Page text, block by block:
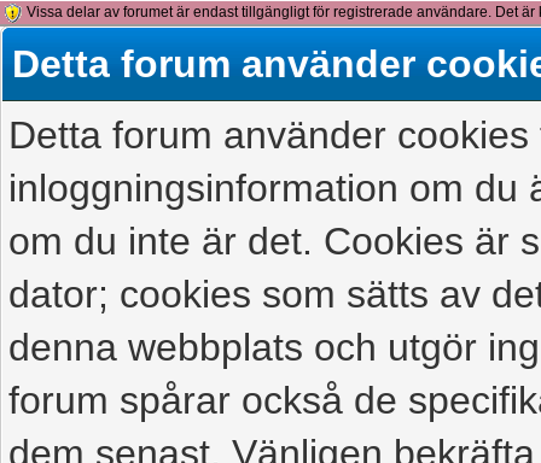
Vissa delar av forumet är endast tillgängligt för registrerade användare. Det
detta meddelande.
Detta forum använder
Detta forum använder
inloggningsinformation om du
om du inte är det. Cookies är
dator; cookies som sätts av
denna webbplats och utgör
forum spårar också de
dem senast. Vänligen